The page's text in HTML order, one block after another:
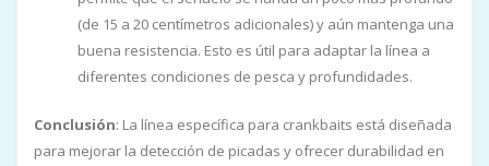
(de 15 a 20 centímetros adicionales) y aún mantenga una
buena resistencia. Esto es útil para adaptar la línea a
diferentes condiciones de pesca y profundidades.
Conclusión: La línea específica para crankbaits está diseñada
para mejorar la detección de picadas y ofrecer durabilidad en